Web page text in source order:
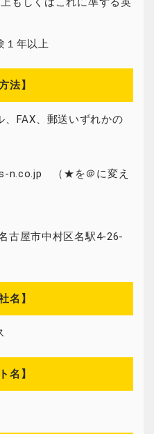
１年以上
法】
、FAX、郵送いずれかの
n.co.jp （★を＠に変え
古屋市中村区名駅4-26-
名】
名】